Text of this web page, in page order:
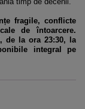
fragile, conflicte
de întoarcere.
de la ora 23:30, la
integral pe